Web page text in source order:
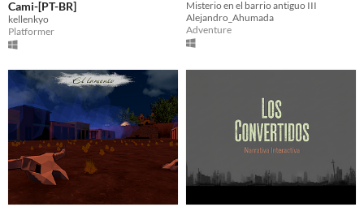
Cami-[PT-BR]
kellenkyo
Platformer
Misterio en el barrio antiguo III
Alejandro_Ahumada
Adventure